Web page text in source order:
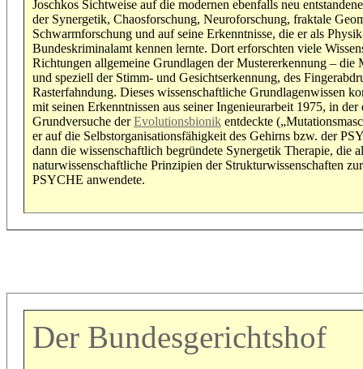
Joschkos Sichtweise auf die modernen ebenfalls neu
der Synergetik, Chaosforschung, Neuroforschung, fraktale
Schwarmforschung und auf seine Erkenntnisse, die er als
Bundeskriminalamt kennen lernte. Dort erforschten viele
Richtungen allgemeine Grundlagen der Mustererkennung – die
und speziell der Stimm- und Gesichtserkennung, des
Rasterfahndung. Dieses wissenschaftliche Grundlagenwissen
mit seinen Erkenntnissen aus seiner Ingenieurarbeit 1975, in der
Grundversuche derEvolutionsbionik entdeckte
er auf die Selbstorganisationsfähigkeit des Gehirns bzw. der
dann die wissenschaftlich begründete Synergetik Therapie, die
naturwissenschaftliche Prinzipien der Strukturwissenschaften
PSYCHE anwendete.
Der Bundesgerichtshof